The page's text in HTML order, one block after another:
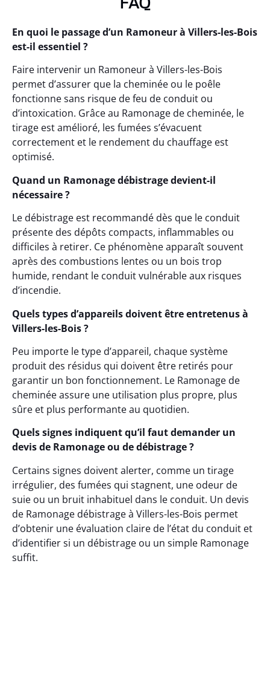
En quoi le passage d’un Ramoneur à Villers-les-Bois
est-il essentiel ?
Faire intervenir un Ramoneur à Villers-les-Bois
permet d’assurer que la cheminée ou le poêle
fonctionne sans risque de feu de conduit ou
d’intoxication. Grâce au Ramonage de cheminée, le
tirage est amélioré, les fumées s’évacuent
correctement et le rendement du chauffage est
optimisé.
Quand un Ramonage débistrage devient-il
nécessaire ?
Le débistrage est recommandé dès que le conduit
présente des dépôts compacts, inflammables ou
difficiles à retirer. Ce phénomène apparaît souvent
après des combustions lentes ou un bois trop
humide, rendant le conduit vulnérable aux risques
d’incendie.
Quels types d’appareils doivent être entretenus à
Villers-les-Bois ?
Peu importe le type d’appareil, chaque système
produit des résidus qui doivent être retirés pour
garantir un bon fonctionnement. Le Ramonage de
cheminée assure une utilisation plus propre, plus
sûre et plus performante au quotidien.
Quels signes indiquent qu’il faut demander un
devis de Ramonage ou de débistrage ?
Certains signes doivent alerter, comme un tirage
irrégulier, des fumées qui stagnent, une odeur de
suie ou un bruit inhabituel dans le conduit. Un devis
de Ramonage débistrage à Villers-les-Bois permet
d’obtenir une évaluation claire de l’état du conduit et
d’identifier si un débistrage ou un simple Ramonage
suffit.